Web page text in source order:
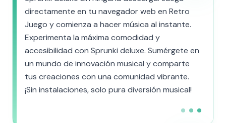
directamente en tu navegador web en Retro
Juego y comienza a hacer música al instante.
Experimenta la máxima comodidad y
accesibilidad con Sprunki deluxe. Sumérgete en
un mundo de innovación musical y comparte
tus creaciones con una comunidad vibrante.
¡Sin instalaciones, solo pura diversión musical!